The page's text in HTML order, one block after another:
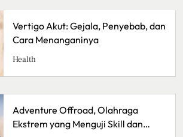
Sunrise Point Cukul, Destinasi Hits
dengan Panorama Pagi
Travel
Bisnis Kain Perca: Tips Sukses
Memulai Usaha Kerajinan